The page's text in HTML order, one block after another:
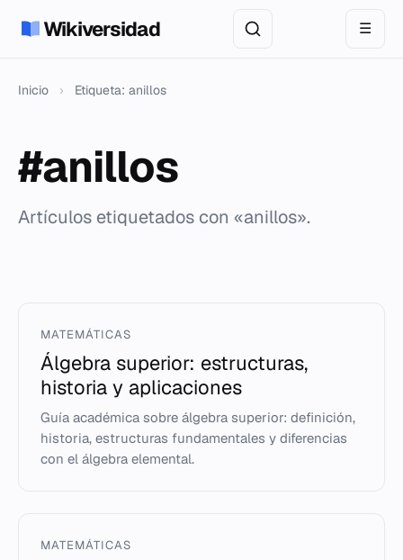
Wikiversidad ☰
Inicio › Etiqueta: anillos
#anillos
Artículos etiquetados con «anillos».
MATEMÁTICAS
Álgebra superior: estructuras,
historia y aplicaciones
Guía académica sobre álgebra superior: definición,
historia, estructuras fundamentales y diferencias
con el álgebra elemental.
MATEMÁTICAS